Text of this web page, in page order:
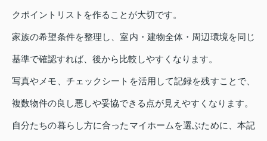
クポイントリストを作ることが大切です。
家族の希望条件を整理し、室内・建物全体・周辺環境を同じ
基準で確認すれば、後から比較しやすくなります。
写真やメモ、チェックシートを活用して記録を残すことで、
複数物件の良し悪しや妥協できる点が見えやすくなります。
自分たちの暮らし方に合ったマイホームを選ぶために、本記